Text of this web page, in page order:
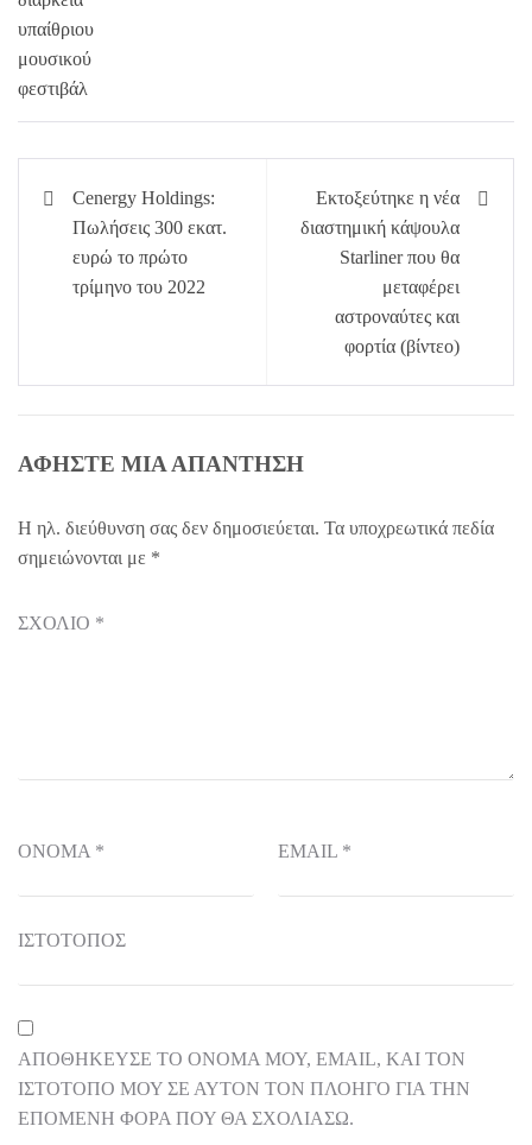
Πλοήγηση
άρθρων
Cenergy Holdings:
Πωλήσεις 300 εκατ.
ευρώ το πρώτο
τρίμηνο του 2022
Εκτοξεύτηκε η νέα
διαστημική κάψουλα
Starliner που θα
μεταφέρει
αστροναύτες και
φορτία (βίντεο)
ΑΦΉΣΤΕ ΜΙΑ ΑΠΆΝΤΗΣΗ
Η ηλ. διεύθυνση σας δεν δημοσιεύεται. Τα υποχρεωτικά πεδία
σημειώνονται με *
ΣΧΌΛΙΟ *
ΌΝΟΜΑ * EMAIL *
ΙΣΤΌΤΟΠΟΣ
ΑΠΟΘΉΚΕΥΣΕ ΤΟ ΌΝΟΜΆ ΜΟΥ, EMAIL, ΚΑΙ ΤΟΝ
ΙΣΤΌΤΟΠΟ ΜΟΥ ΣΕ ΑΥΤΌΝ ΤΟΝ ΠΛΟΗΓΌ ΓΙΑ ΤΗΝ
ΕΠΌΜΕΝΗ ΦΟΡΆ ΠΟΥ ΘΑ ΣΧΟΛΙΆΣΩ.